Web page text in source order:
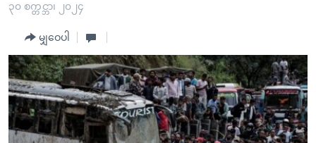
ပင်မ
ကျော်
ကြည့်
ရန်
ပင်မ
အစ္စရေး-ပါလက်စတိုင်း
အင်္ဂလိပ်စာလေ့လာမယ်
အမေရိကန်သုံးအီဒီယံ
မကြေးမုံရဲ့ အင်္ဂလိပ်စာ
ရုပ်ရှင်ထဲက အင်္ဂလိပ်စာ
အပတ်စဉ်ကဏ္ဍများ
ရေဒီယို
တီဗွီ
ရေဒီယိုနှင့်ရုပ်သံ အချက်အလက်များ
ရေဒီယို/တီဗွီအစီအစဉ်
၃၀ စက္တင္ဘာ၊ ၂၀၂၄
မျှဝေပါ